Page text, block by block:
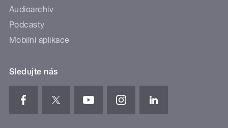
Audioarchiv
Podcasty
Mobilní aplikace
Sledujte nás